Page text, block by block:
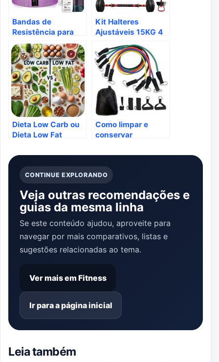
Bandas de
Resistência para
Exercícios:
Potencialize Seu
Treino
Kit Halteres
Ajustáveis 15KG 4
em 1: O Treino
Perfeito para Sua
Casa!
Dieta Low Carb ou
Dieta Low Fat
Como limpar e
conservar
treinamento?
CONTINUE EXPLORANDO
Veja outras recomendações e
guias da mesma linha
Se este conteúdo ajudou, aproveite para
navegar por mais comparativos, listas e
sugestões relacionadas ao tema.
Ver mais em Fitness
Ir para a página inicial
Leia também